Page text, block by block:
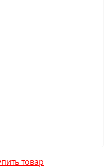
товар